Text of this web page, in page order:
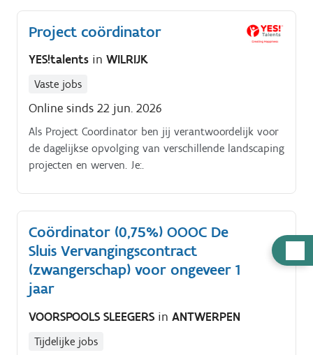
afrondingsgesprekken met de gezinnen en begeleidt
jaarlijks 20 tot 25 steuntrajecten;.
Project coördinator
YES!talents in WILRIJK
Vaste jobs
Online sinds 22 jun. 2026
Als Project Coordinator ben jij verantwoordelijk voor
de dagelijkse opvolging van verschillende landscaping
projecten en werven. Je:.
Coördinator (0,75%) OOOC De
Sluis Vervangingscontract
(zwangerschap) voor ongeveer 1
jaar
VOORSPOOLS SLEEGERS in ANTWERPEN
Tijdelijke jobs